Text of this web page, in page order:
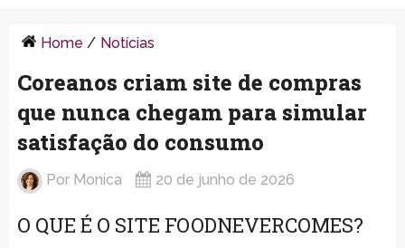
Home / Notícias
Coreanos criam site de compras
que nunca chegam para simular
satisfação do consumo
Por Monica 20 de junho de 2026
O QUE É O SITE FOODNEVERCOMES?